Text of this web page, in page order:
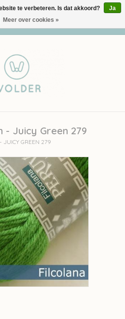
- Juicy Green 279
JUICY GREEN 279
te verbeteren. Is dat akkoord?
Ja
Meer over cookies »